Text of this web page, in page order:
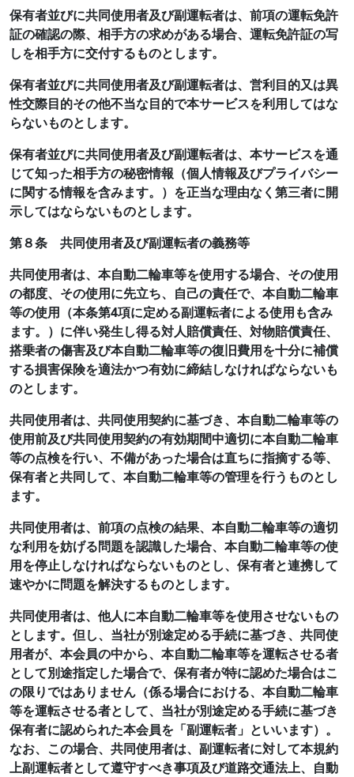
保有者並びに共同使用者及び副運転者は、前項の運転免許
証の確認の際、相手方の求めがある場合、運転免許証の写
しを相手方に交付するものとします。
保有者並びに共同使用者及び副運転者は、営利目的又は異
性交際目的その他不当な目的で本サービスを利用してはな
らないものとします。
保有者並びに共同使用者及び副運転者は、本サービスを通
じて知った相手方の秘密情報（個人情報及びプライバシー
に関する情報を含みます。）を正当な理由なく第三者に開
示してはならないものとします。
第８条 共同使用者及び副運転者の義務等
共同使用者は、本自動二輪車等を使用する場合、その使用
の都度、その使用に先立ち、自己の責任で、本自動二輪車
等の使用（本条第4項に定める副運転者による使用も含み
ます。）に伴い発生し得る対人賠償責任、対物賠償責任、
搭乗者の傷害及び本自動二輪車等の復旧費用を十分に補償
する損害保険を適法かつ有効に締結しなければならないも
のとします。
共同使用者は、共同使用契約に基づき、本自動二輪車等の
使用前及び共同使用契約の有効期間中適切に本自動二輪車
等の点検を行い、不備があった場合は直ちに指摘する等、
保有者と共同して、本自動二輪車等の管理を行うものとし
ます。
共同使用者は、前項の点検の結果、本自動二輪車等の適切
な利用を妨げる問題を認識した場合、本自動二輪車等の使
用を停止しなければならないものとし、保有者と連携して
速やかに問題を解決するものとします。
共同使用者は、他人に本自動二輪車等を使用させないもの
とします。但し、当社が別途定める手続に基づき、共同使
用者が、本会員の中から、本自動二輪車等を運転させる者
として別途指定した場合で、保有者が特に認めた場合はこ
の限りではありません（係る場合における、本自動二輪車
等を運転させる者として、当社が別途定める手続に基づき
保有者に認められた本会員を「副運転者」といいます）。
なお、この場合、共同使用者は、副運転者に対して本規約
上副運転者として遵守すべき事項及び道路交通法上、自動